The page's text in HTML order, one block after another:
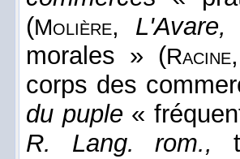
(Molière, L'Avare,
morales » (Racine
corps des
du puple «
R. Lang. rom.,